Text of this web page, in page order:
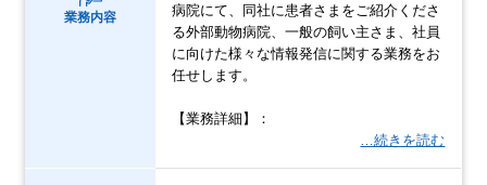
業務内容
病院にて、同社に患者さまをご紹介くださ
る外部動物病院、一般の飼い主さま、社員
に向けた様々な情報発信に関する業務をお
任せします。
【業務詳細】：
…続きを読む